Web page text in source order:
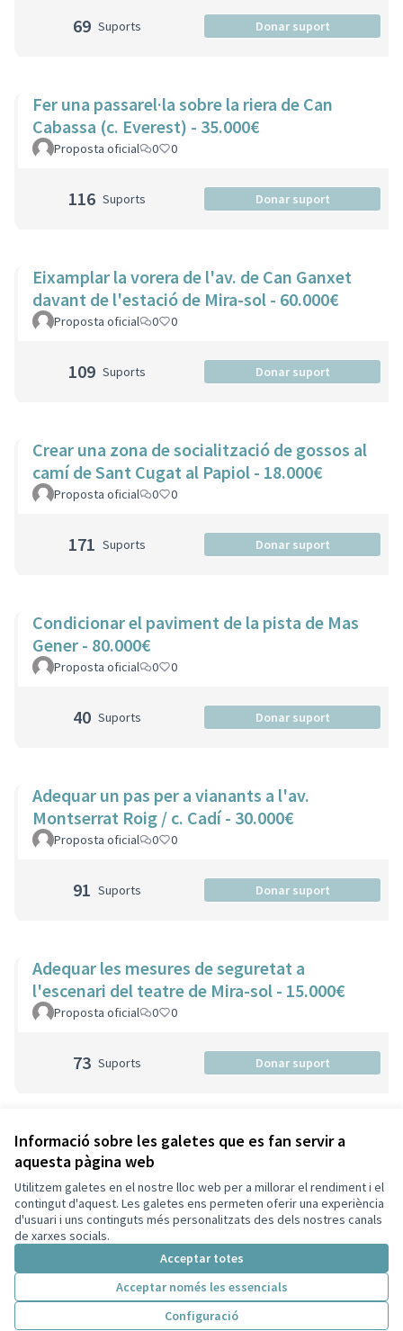
Informació sobre les galetes que es fan servir a
aquesta pàgina web
Utilitzem galetes en el nostre lloc web per a millorar el rendiment i el
contingut d'aquest. Les galetes ens permeten oferir una experiència
d'usuari i uns continguts més personalitzats des dels nostres canals
de xarxes socials.
Acceptar totes
Acceptar només les essencials
Configuració
69 Suports Donar suport
Fer una passarel·la sobre la riera de Can
Cabassa (c. Everest) - 35.000€
Proposta oficial 0 0
116 Suports Donar suport
Eixamplar la vorera de l'av. de Can Ganxet
davant de l'estació de Mira-sol - 60.000€
Proposta oficial 0 0
109 Suports Donar suport
Crear una zona de socialització de gossos al
camí de Sant Cugat al Papiol - 18.000€
Proposta oficial 0 0
171 Suports Donar suport
Condicionar el paviment de la pista de Mas
Gener - 80.000€
Proposta oficial 0 0
40 Suports Donar suport
Adequar un pas per a vianants a l'av.
Montserrat Roig / c. Cadí - 30.000€
Proposta oficial 0 0
91 Suports Donar suport
Adequar les mesures de seguretat a
l'escenari del teatre de Mira-sol - 15.000€
Proposta oficial 0 0
73 Suports Donar suport
Veure totes les propostes retirades
Termes i condicions d'ús
Configuració de les galetes
Decidim Sant Cugat a X
(Enllaç extern)
Decidim Sant Cugat a Facebook
Decidim Sant Cugat a Instagram
Decidim Sant Cugat a GitHub
(Enllaç extern)
Web creada ambprogramari lliure .
Amb
(Enllaç